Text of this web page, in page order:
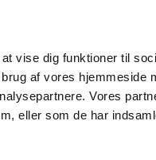
vise dig funktioner til
af vores hjemmeside
Vores
eller som de har
Om os Kontakt
Apoteker og salg af